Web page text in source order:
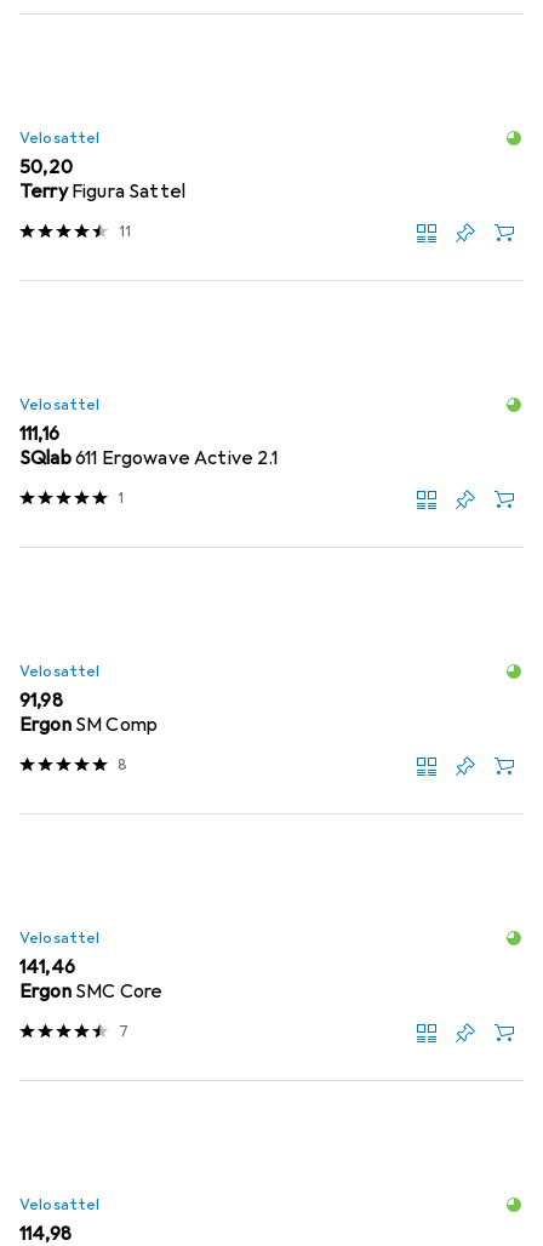
Velosattel
EUR
50,20
Terry Figura Sattel
11
Velosattel
EUR
111,16
SQlab611 Ergowave Active 2.1
1
Velosattel
EUR
91,98
Ergon SM Comp
8
Velosattel
EUR
141,46
Ergon SMC Core
7
Velosattel
EUR
114,98